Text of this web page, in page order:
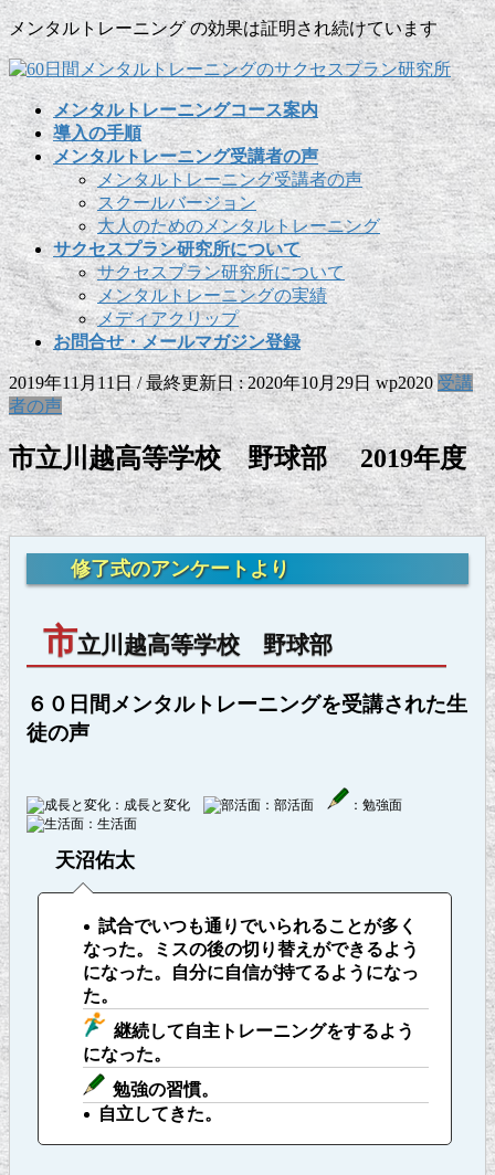
コ
ン
テ
ン
ツ
に
移
動
ナ
ビ
ゲ
ー
シ
ョ
ン
に
移
動
メンタルトレーニング の効果は証明され続けています
メンタルトレーニングコース案内
導入の手順
メンタルトレーニング受講者の声
メンタルトレーニング受講者の声
スクールバージョン
大人のためのメンタルトレーニング
サクセスプラン研究所について
サクセスプラン研究所について
メンタルトレーニングの実績
メディアクリップ
お問合せ・メールマガジン登録
2019年11月11日 / 最終更新日 :2020年10月29日 wp2020 受講
者の声
市立川越高等学校 野球部 2019年度
修了式のアンケートより
市立川越高等学校 野球部
６０日間メンタルトレーニングを受講された生
徒の声
：成長と変化 ：部活面
：勉強面
：生活面
天沼佑太
試合でいつも通りでいられることが多く
なった。ミスの後の切り替えができるよう
になった。自分に自信が持てるようになっ
た。
継続して自主トレーニングをするよう
になった。
勉強の習慣。
自立してきた。